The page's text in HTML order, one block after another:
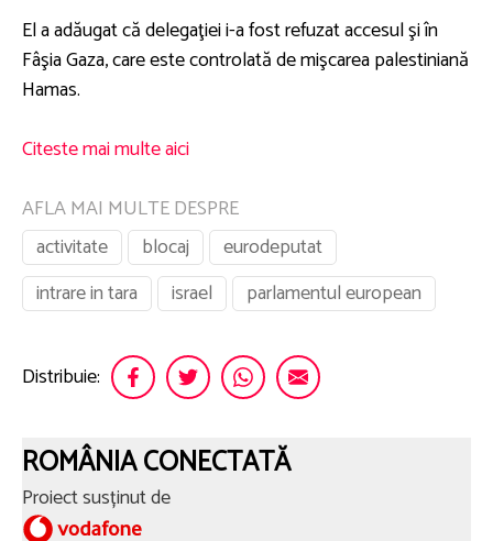
El a adăugat că delegaţiei i-a fost refuzat accesul şi în
Fâşia Gaza, care este controlată de mişcarea palestiniană
Hamas.
Citeste mai multe aici
AFLA MAI MULTE DESPRE
activitate
blocaj
eurodeputat
intrare in tara
israel parlamentul european
Distribuie:
ROMÂNIA CONECTATĂ
Proiect susținut de